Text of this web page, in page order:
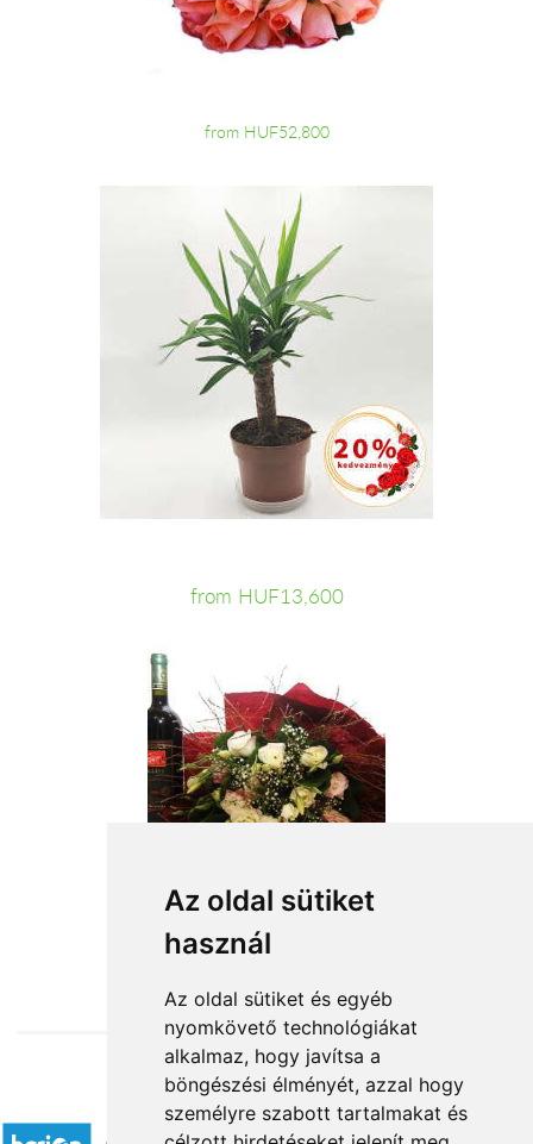
Az oldal sütiket
használ
Az oldal sütiket és egyéb
nyomkövető technológiákat
alkalmaz, hogy javítsa a
böngészési élményét, azzal hogy
személyre szabott tartalmakat és
from HUF52,800
from HUF13,600
from HUF22,800
Accepted payment methods